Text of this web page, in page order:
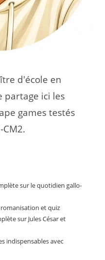
d'école en
partage ici les
games testés
sur le quotidien gallo-
et quiz
sur Jules César et
indispensables avec